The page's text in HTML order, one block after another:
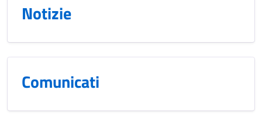
Notizie
Comunicati